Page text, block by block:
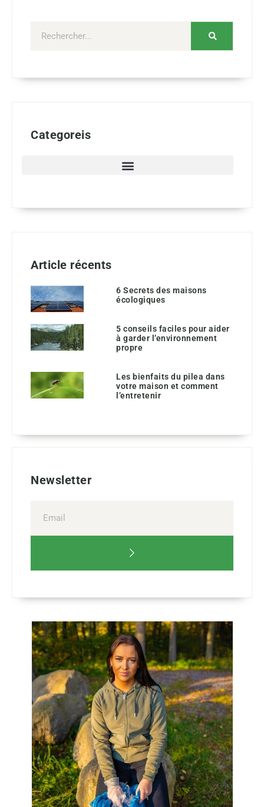
Categoreis
Article récents
6 Secrets des maisons
écologiques
5 conseils faciles pour aider
à garder l’environnement
propre
Les bienfaits du pilea dans
votre maison et comment
l’entretenir
Newsletter